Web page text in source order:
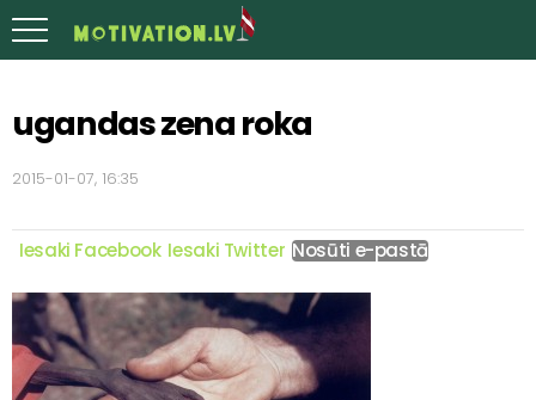
ugandas zena roka
2015-01-07, 16:35
Iesaki Facebook Iesaki Twitter Nosūti e-pastā